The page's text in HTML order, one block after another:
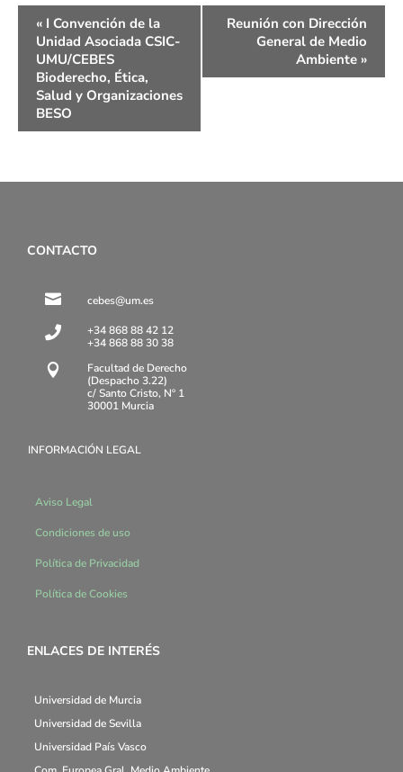
Navegación
del
Evento
« I Convención de la
Unidad Asociada CSIC-
UMU/CEBES
Bioderecho, Ética,
Salud y Organizaciones
BESO
Reunión con Dirección
General de Medio
Ambiente »
CONTACTO
 cebes@um.es

+34 868 88 42 12
+34 868 88 30 38

Facultad de Derecho
(Despacho 3.22)
c/ Santo Cristo, Nº 1
30001 Murcia
INFORMACIÓN LEGAL
Aviso Legal
Condiciones de uso
Política de Privacidad
Política de Cookies
ENLACES DE INTERÉS
Universidad de Murcia
Universidad de Sevilla
Universidad País Vasco